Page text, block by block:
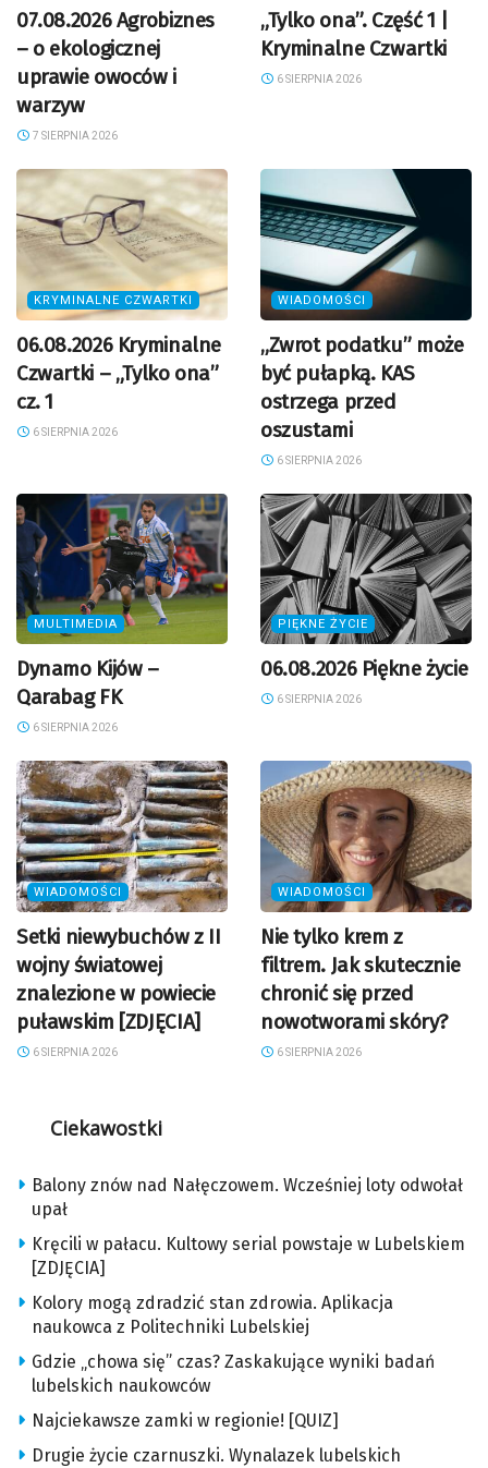
07.08.2026 Agrobiznes
– o ekologicznej
uprawie owoców i
warzyw
7 SIERPNIA 2026
„Tylko ona”. Część 1 |
Kryminalne Czwartki
6 SIERPNIA 2026
KRYMINALNE CZWARTKI
06.08.2026 Kryminalne
Czwartki – „Tylko ona”
cz. 1
6 SIERPNIA 2026
WIADOMOŚCI
„Zwrot podatku” może
być pułapką. KAS
ostrzega przed
oszustami
6 SIERPNIA 2026
MULTIMEDIA
Dynamo Kijów –
Qarabag FK
6 SIERPNIA 2026
PIĘKNE ŻYCIE
06.08.2026 Piękne życie
6 SIERPNIA 2026
WIADOMOŚCI
Setki niewybuchów z II
wojny światowej
znalezione w powiecie
puławskim [ZDJĘCIA]
6 SIERPNIA 2026
WIADOMOŚCI
Nie tylko krem z
filtrem. Jak skutecznie
chronić się przed
nowotworami skóry?
6 SIERPNIA 2026
Ciekawostki
Balony znów nad Nałęczowem. Wcześniej loty odwołał
upał
Kręcili w pałacu. Kultowy serial powstaje w Lubelskiem
[ZDJĘCIA]
Kolory mogą zdradzić stan zdrowia. Aplikacja
naukowca z Politechniki Lubelskiej
Gdzie „chowa się” czas? Zaskakujące wyniki badań
lubelskich naukowców
Najciekawsze zamki w regionie! [QUIZ]
Drugie życie czarnuszki. Wynalazek lubelskich